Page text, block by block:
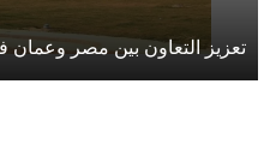
تعزيز التعاون بين مصر وعمان